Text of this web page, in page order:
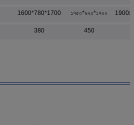
1600*780*1700 ১৭৫০*৯২০*১৭০০
380 450